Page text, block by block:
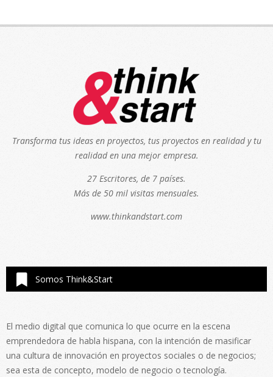
Transforma tus ideas en proyectos, tus proyectos en realidad y tu
realidad en una mejor empresa.
27 Escritores, de 7 países.
Más de 50 mil visitas mensuales.
www.thinkandstart.com
Somos Think&Start
El medio digital que comunica lo que ocurre en la escena
emprendedora de habla hispana, con la intención de masificar
una cultura de innovación en proyectos sociales o de negocios;
sea esta de concepto, modelo de negocio o tecnología.